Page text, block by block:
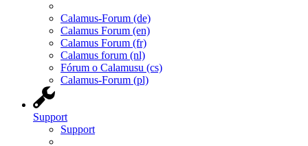
Calamus-Forum (de)
Calamus Forum (en)
Calamus Forum (fr)
Calamus forum (nl)
Fórum o Calamusu (cs)
Calamus-Forum (pl)
Support
Support